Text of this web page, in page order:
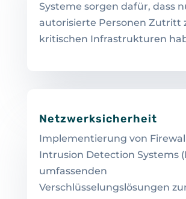
Systeme sorgen dafür, dass
autorisierte Personen Zutritt
kritischen Infrastrukturen
Netzwerksicherheit
Implementierung von
Intrusion Detection Systems
umfassenden
Verschlüsselungslösungen